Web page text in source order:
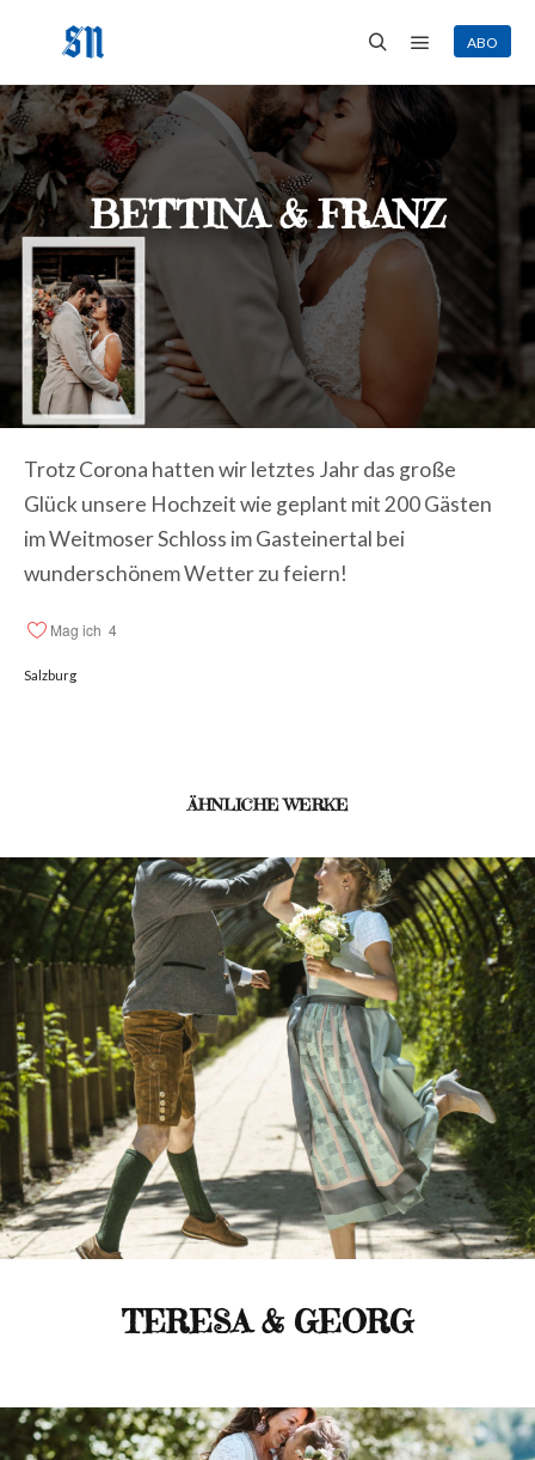
ABO
BETTINA & FRANZ
Trotz Corona hatten wir letztes Jahr das große
Glück unsere Hochzeit wie geplant mit 200 Gästen
im Weitmoser Schloss im Gasteinertal bei
wunderschönem Wetter zu feiern!
Mag ich 4
Salzburg
ÄHNLICHE WERKE
TERESA & GEORG